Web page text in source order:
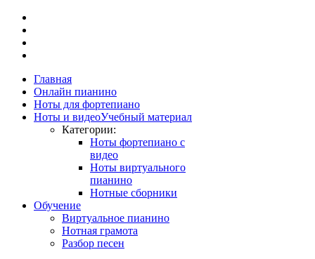
Главная
Онлайн пианино
Ноты для фортепиано
Ноты и видеоУчебный материал
Категории:
Ноты фортепиано с
видео
Ноты виртуального
пианино
Нотные сборники
Обучение
Виртуальное пианино
Нотная грамота
Разбор песен